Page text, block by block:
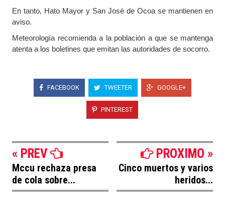
En tanto, Hato Mayor y San José de Ocoa se mantienen en
aviso.
Meteorología recomienda a la población a que se mantenga
atenta a los boletines que emitan las autoridades de socorro.
FACEBOOK TWEETER GOOGLE+
PINTEREST
« PREV
Mccu rechaza presa
de cola sobre...
PROXIMO »
Cinco muertos y varios
heridos...